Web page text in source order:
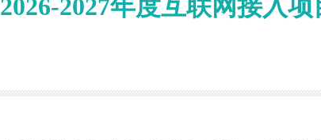
2026-2027年度互联网接入